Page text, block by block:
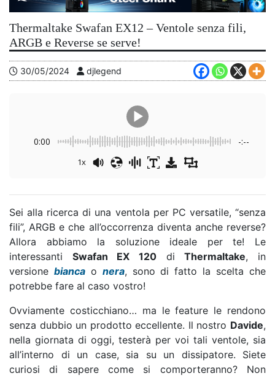
Thermaltake Swafan EX12 – Ventole senza fili,
ARGB e Reverse se serve!
30/05/2024 djlegend
0:00 -:--
1x
Sei alla ricerca di una ventola per PC versatile, “senza
fili”, ARGB e che all’occorrenza diventa anche reverse?
Allora abbiamo la soluzione ideale per te! Le
interessanti Swafan EX 120 diThermaltake, in
versione biancao nera, sono di fatto la scelta che
potrebbe fare al caso vostro!
Ovviamente costicchiano… ma le feature le rendono
senza dubbio un prodotto eccellente. Il nostro Davide,
nella giornata di oggi, testerà per voi tali ventole, sia
all’interno di un case, sia su un dissipatore. Siete
curiosi di sapere come si comporteranno? Non